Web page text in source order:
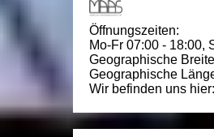
Öffnungszeiten:
Mo-Fr 07:00 - 18:00,
Geographische
Geographische
Wir befinden uns hier: